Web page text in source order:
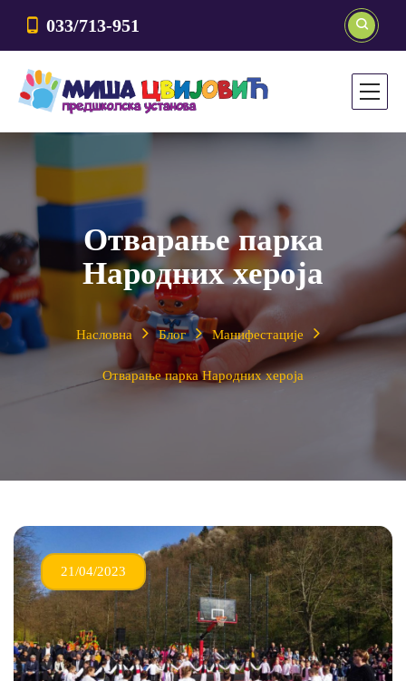
033/713-951
Отварање парка
Народних хероја
Насловна Блог Манифестације
Отварање парка Народних хероја
21/04/2023